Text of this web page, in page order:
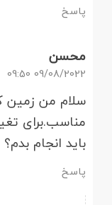
پاسخ
محسن
09/08/2022 09:50
سلام من زمین
مناسب.برای
باید انجام بدم؟
پاسخ